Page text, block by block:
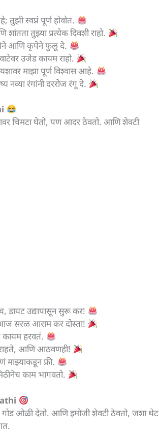
स्वप्नं पूर्ण होवोत.
तुझ्या प्रत्येक दिवशी राहो.
आणि कृपेने फुलू दे.
उजेड कायम राहो.
माझा पूर्ण विश्वास आहे.
रंगांनी दररोज रंगू दे.
चिमटा घेतो, पण आदर ठेवतो. आणि शेवटी
डायट उद्यापासून सुरू कर!
सरळ आराम कर दोस्ता!
कायम हरवतं.
आणि आठवणही!
फ्री.
काम भागवतो.
ओळी देतो. आणि इमोजी शेवटी ठेवतो, जशा थेट